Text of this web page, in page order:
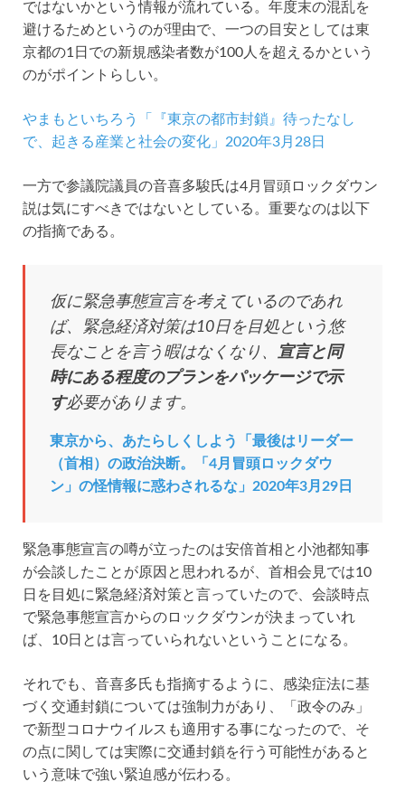
ではないかという情報が流れている。年度末の混乱を
避けるためというのが理由で、一つの目安としては東
京都の1日での新規感染者数が100人を超えるかという
のがポイントらしい。
やまもといちろう「『東京の都市封鎖』待ったなし
で、起きる産業と社会の変化」2020年3月28日
一方で参議院議員の音喜多駿氏は4月冒頭ロックダウン
説は気にすべきではないとしている。重要なのは以下
の指摘である。
仮に緊急事態宣言を考えているのであれ
ば、緊急経済対策は10日を目処という悠
長なことを言う暇はなくなり、 宣言と同
時にある程度のプランをパッケージで示
す必要があります。
東京から、あたらしくしよう「最後はリーダー
（首相）の政治決断。「4月冒頭ロックダウ
ン」の怪情報に惑わされるな」2020年3月29日
緊急事態宣言の噂が立ったのは安倍首相と小池都知事
が会談したことが原因と思われるが、首相会見では10
日を目処に緊急経済対策と言っていたので、会談時点
で緊急事態宣言からのロックダウンが決まっていれ
ば、10日とは言っていられないということになる。
それでも、音喜多氏も指摘するように、感染症法に基
づく交通封鎖については強制力があり、「政令のみ」
で新型コロナウイルスも適用する事になったので、そ
の点に関しては実際に交通封鎖を行う可能性があると
いう意味で強い緊迫感が伝わる。